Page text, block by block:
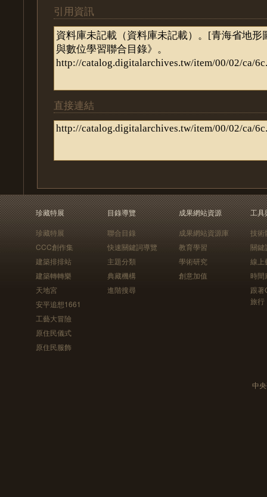
引用資訊
直接連結
珍藏特展
珍藏特展
CCC創作集
建築排排站
建築轉轉樂
天地宮
安平追想1661
工藝大冒險
原住民儀式
原住民服飾
目錄導覽
聯合目錄
快速關鍵詞導覽
主題分類
典藏機構
進階搜尋
成果網站資源
成果網站資源庫
教育學習
學術研究
創意加值
工具
技術
關鍵
線上
時間
跟
旅行
中